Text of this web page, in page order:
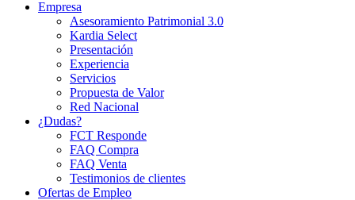
Empresa
Asesoramiento Patrimonial 3.0
Kardia Select
Presentación
Experiencia
Servicios
Propuesta de Valor
Red Nacional
¿Dudas?
FCT Responde
FAQ Compra
FAQ Venta
Testimonios de clientes
Ofertas de Empleo